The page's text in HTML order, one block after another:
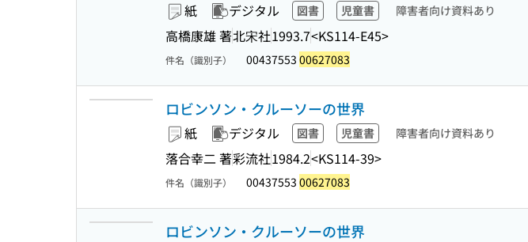
紙 デジタル 図書 児童書 障害者向け資料あり
高橋康雄 著北宋社1993.7<KS114-E45>
件名（識別子） 00437553 00627083
ロビンソン・クルーソーの世界
紙 デジタル 図書 児童書 障害者向け資料あり
落合幸二 著彩流社1984.2<KS114-39>
件名（識別子） 00437553 00627083
ロビンソン・クルーソーの世界